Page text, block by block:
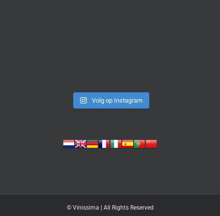
Volg op Instagram
© Vinissima | All Rights Reserved